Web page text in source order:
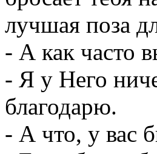
лучшая поза
- А как часто
- Я у Него
благодарю.
- А что, у вас